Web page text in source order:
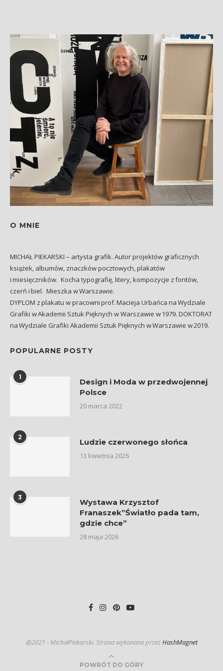
O MNIE
MICHAŁ PIEKARSKI – artysta grafik. Autor projektów graficznych
książek, albumów, znaczków pocztowych, plakatów
i miesięczników. Kocha typografię, litery, kompozycje z fontów,
czerń i biel. Mieszka w Warszawie.
DYPLOM z plakatu w pracowni prof. Macieja Urbańca na Wydziale
Grafiki w Akademii Sztuk Pięknych w Warszawie w 1979. DOKTORAT
na Wydziale Grafiki Akademii Sztuk Pięknych w Warszawie w 2019.
POPULARNE POSTY
1
Design i Moda w przedwojennej
Polsce
20 marca 2022
2 Ludzie czerwonego słońca
13 kwietnia 2026
3
Wystawa Krzysztof
Franaszek”Światło pada tam,
gdzie chce”
28 maja 2026
@2021 - MichałPiekarski. Strona wykonana przez HashMagnet
POWRÓT DO GÓRY